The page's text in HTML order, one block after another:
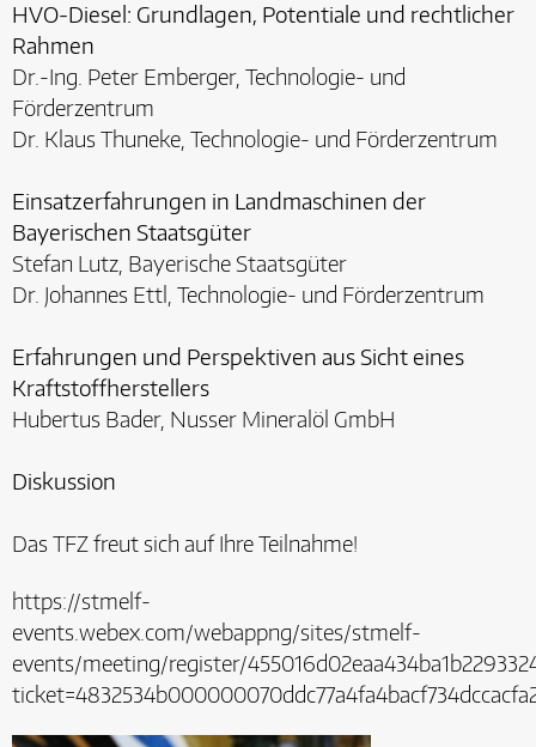
HVO-Diesel: Grundlagen, Potentiale und rechtlicher
Rahmen
Dr.-Ing. Peter Emberger, Technologie- und
Förderzentrum
Dr. Klaus Thuneke, Technologie- und Förderzentrum
Einsatzerfahrungen in Landmaschinen der
Bayerischen Staatsgüter
Stefan Lutz, Bayerische Staatsgüter
Dr. Johannes Ettl, Technologie- und Förderzentrum
Erfahrungen und Perspektiven aus Sicht eines
Kraftstoffherstellers
Hubertus Bader, Nusser Mineralöl GmbH
Diskussion
Das TFZ freut sich auf Ihre Teilnahme!
https://stmelf-
events.webex.com/webappng/sites/stmelf-
events/meeting/register/